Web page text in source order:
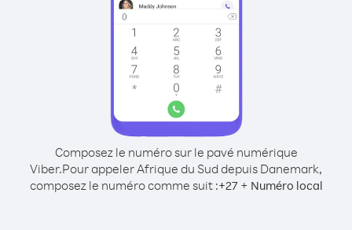
Composez le numéro sur le pavé numérique
Viber.Pour appeler Afrique du Sud depuis Danemark,
composez le numéro comme suit :+27+ Numéro local